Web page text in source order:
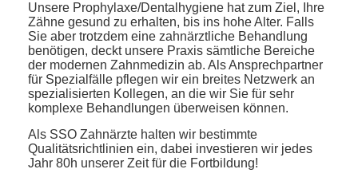
Unsere Prophylaxe/Dentalhygiene hat zum Ziel, Ihre
Zähne gesund zu erhalten, bis ins hohe Alter. Falls
Sie aber trotzdem eine zahnärztliche Behandlung
benötigen, deckt unsere Praxis sämtliche Bereiche
der modernen Zahnmedizin ab. Als Ansprechpartner
für Spezialfälle pflegen wir ein breites Netzwerk an
spezialisierten Kollegen, an die wir Sie für sehr
komplexe Behandlungen überweisen können.
Als SSO Zahnärzte halten wir bestimmte
Qualitätsrichtlinien ein, dabei investieren wir jedes
Jahr 80h unserer Zeit für die Fortbildung!